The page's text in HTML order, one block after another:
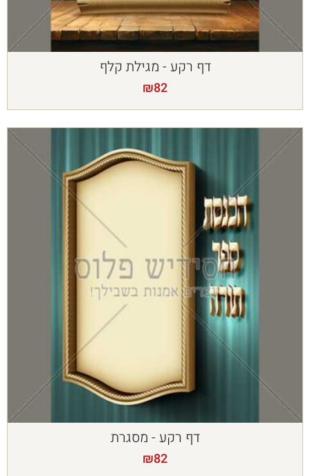
דף רקע - מגילת קלף
₪82
דף רקע - מסגרת
₪82